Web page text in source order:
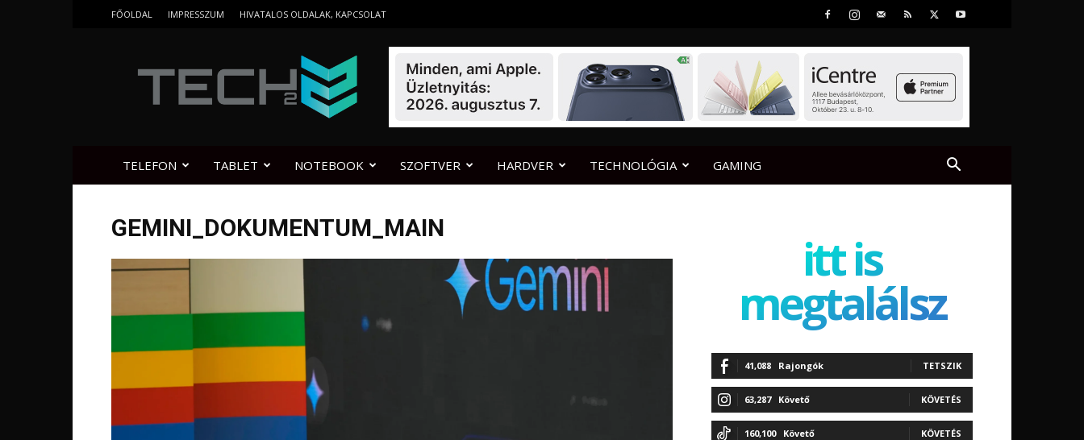
FŐOLDAL IMPRESSZUM HIVATALOS OLDALAK, KAPCSOLAT
TELEFON TABLET NOTEBOOK SZOFTVER HARDVER TECHNOLÓGIA GAMING
GEMINI_DOKUMENTUM_MAIN
itt is
megtalálsz
41,088 Rajongók TETSZIK
63,287 Követő KÖVETÉS
160,100 Követő KÖVETÉS